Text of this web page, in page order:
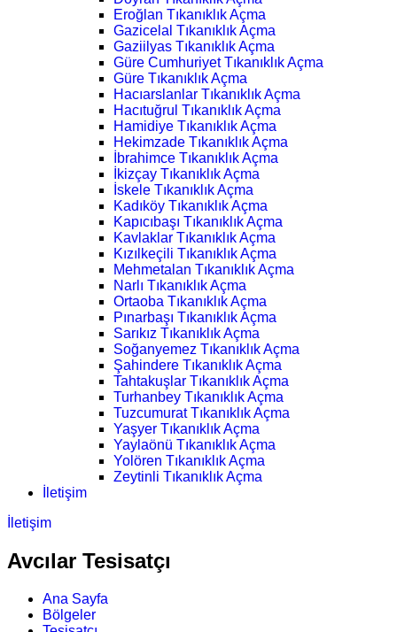
Eroğlan Tıkanıklık Açma
Gazicelal Tıkanıklık Açma
Gaziilyas Tıkanıklık Açma
Güre Cumhuriyet Tıkanıklık Açma
Güre Tıkanıklık Açma
Hacıarslanlar Tıkanıklık Açma
Hacıtuğrul Tıkanıklık Açma
Hamidiye Tıkanıklık Açma
Hekimzade Tıkanıklık Açma
İbrahimce Tıkanıklık Açma
İkizçay Tıkanıklık Açma
İskele Tıkanıklık Açma
Kadıköy Tıkanıklık Açma
Kapıcıbaşı Tıkanıklık Açma
Kavlaklar Tıkanıklık Açma
Kızılkeçili Tıkanıklık Açma
Mehmetalan Tıkanıklık Açma
Narlı Tıkanıklık Açma
Ortaoba Tıkanıklık Açma
Pınarbaşı Tıkanıklık Açma
Sarıkız Tıkanıklık Açma
Soğanyemez Tıkanıklık Açma
Şahindere Tıkanıklık Açma
Tahtakuşlar Tıkanıklık Açma
Turhanbey Tıkanıklık Açma
Tuzcumurat Tıkanıklık Açma
Yaşyer Tıkanıklık Açma
Yaylaönü Tıkanıklık Açma
Yolören Tıkanıklık Açma
Zeytinli Tıkanıklık Açma
İletişim
İletişim
Avcılar Tesisatçı
Ana Sayfa
Bölgeler